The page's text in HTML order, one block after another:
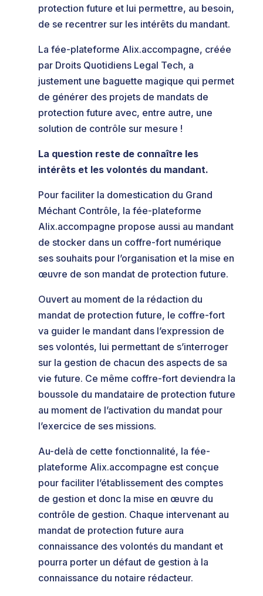
protection future et lui permettre, au besoin,
de se recentrer sur les intérêts du mandant.
La fée-plateforme Alix.accompagne, créée
par Droits Quotidiens Legal Tech, a
justement une baguette magique qui permet
de générer des projets de mandats de
protection future avec, entre autre, une
solution de contrôle sur mesure !
La question reste de connaître les
intérêts et les volontés du mandant.
Pour faciliter la domestication du Grand
Méchant Contrôle, la fée-plateforme
Alix.accompagne propose aussi au mandant
de stocker dans un coffre-fort numérique
ses souhaits pour l’organisation et la mise en
œuvre de son mandat de protection future.
Ouvert au moment de la rédaction du
mandat de protection future, le coffre-fort
va guider le mandant dans l’expression de
ses volontés, lui permettant de s’interroger
sur la gestion de chacun des aspects de sa
vie future. Ce même coffre-fort deviendra la
boussole du mandataire de protection future
au moment de l’activation du mandat pour
l’exercice de ses missions.
Au-delà de cette fonctionnalité, la fée-
plateforme Alix.accompagne est conçue
pour faciliter l’établissement des comptes
de gestion et donc la mise en œuvre du
contrôle de gestion. Chaque intervenant au
mandat de protection future aura
connaissance des volontés du mandant et
pourra porter un défaut de gestion à la
connaissance du notaire rédacteur.